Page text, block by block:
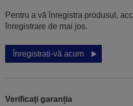
Pentru a vă înregistra produsul,
înregistrare de mai jos.
Înregistrați-vă acum
Verificați garanția